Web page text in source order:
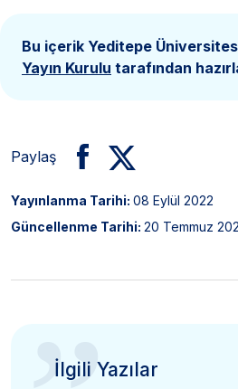
Bu içerik Yeditepe
Yayın Kurulu tarafından
Paylaş
Yayınlanma Tarihi: 08 Eylül 2022
Güncellenme Tarihi: 20 Temmuz
İlgili Yazılar